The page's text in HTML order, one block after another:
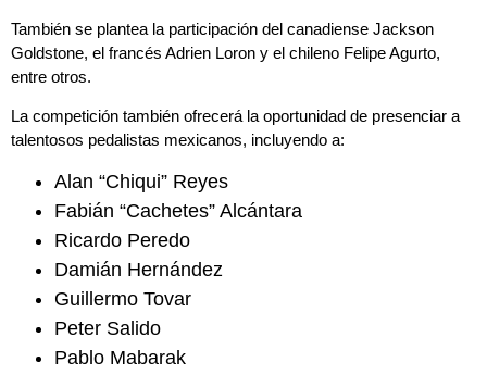
También se plantea la participación del canadiense Jackson
Goldstone, el francés Adrien Loron y el chileno Felipe Agurto,
entre otros.
La competición también ofrecerá la oportunidad de presenciar a
talentosos pedalistas mexicanos, incluyendo a:
Alan “Chiqui” Reyes
Fabián “Cachetes” Alcántara
Ricardo Peredo
Damián Hernández
Guillermo Tovar
Peter Salido
Pablo Mabarak